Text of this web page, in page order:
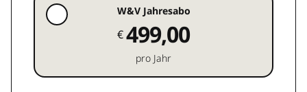
W&V Jahresabo
€499,00
pro Jahr